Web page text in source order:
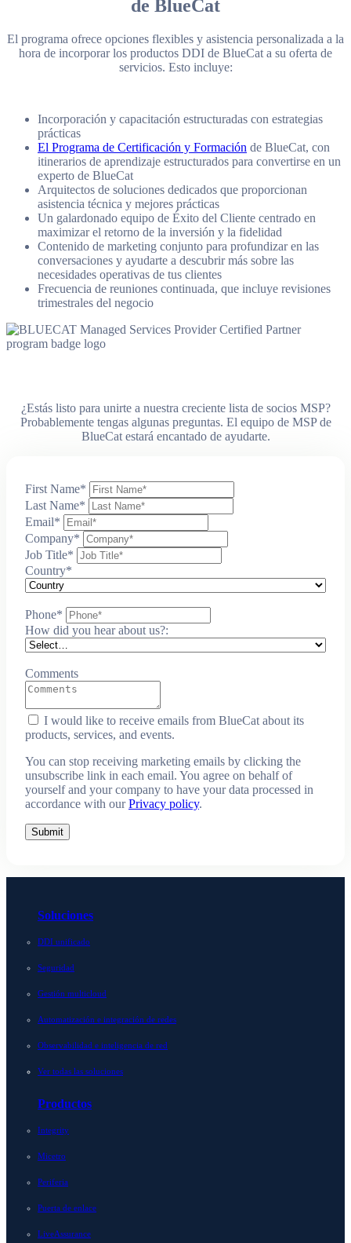
de BlueCat
El programa ofrece opciones flexibles y asistencia personalizada a la
hora de incorporar los productos DDI de BlueCat a su oferta de
servicios. Esto incluye:
Incorporación y capacitación estructuradas con estrategias
prácticas
El Programa de Certificación y Formación de BlueCat, con
itinerarios de aprendizaje estructurados para convertirse en un
experto de BlueCat
Arquitectos de soluciones dedicados que proporcionan
asistencia técnica y mejores prácticas
Un galardonado equipo de Éxito del Cliente centrado en
maximizar el retorno de la inversión y la fidelidad
Contenido de marketing conjunto para profundizar en las
conversaciones y ayudarte a descubrir más sobre las
necesidades operativas de tus clientes
Frecuencia de reuniones continuada, que incluye revisiones
trimestrales del negocio
¿Estás listo para unirte a nuestra creciente lista de socios MSP?
Probablemente tengas algunas preguntas. El equipo de MSP de
BlueCat estará encantado de ayudarte.
First Name*
Last Name*
Email*
Company*
Job Title*
Country*
Phone*
How did you hear about us?:
Comments
I would like to receive emails from BlueCat about its
products, services, and events.
You can stop receiving marketing emails by clicking the
unsubscribe link in each email. You agree on behalf of
yourself and your company to have your data processed in
accordance with ourPrivacy policy.
Submit
Soluciones
DDI unificado
Seguridad
Gestión multicloud
Automatización e integración de redes
Observabilidad e inteligencia de red
Ver todas las soluciones
Productos
Integrity
Micetro
Periferia
Puerta de enlace
LiveAssurance